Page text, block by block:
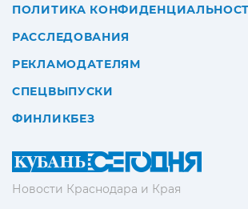
Новости Краснодара и Края
ПОЛИТИКА
РАССЛЕДОВАНИЯ
РЕКЛАМОДАТЕЛЯМ
СПЕЦВЫПУСКИ
ФИНЛИКБЕЗ